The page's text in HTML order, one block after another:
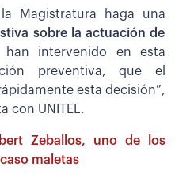
Magistratura haga una
sobre la actuación de
intervenido en esta
preventiva, que el
esta decisión”,
con UNITEL.
Zeballos, uno de los
maletas